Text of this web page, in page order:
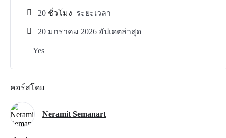
20 ชั่วโมง ระยะเวลา
20 มกราคม 2026 อัปเดตล่าสุด
Yes
คอร์สโดย
Neramit Semanart